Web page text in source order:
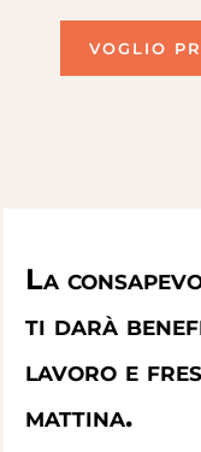
VOGLIO
La
ti darà
lavoro e
mattina.